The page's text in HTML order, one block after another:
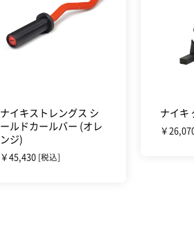
ナイキストレングス シ
ールドカールバー (オレ
ンジ)
￥45,430 [税込]
ナイキ
￥